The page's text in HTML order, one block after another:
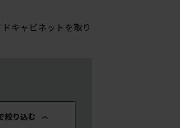
キャビネットを取り
絞り込む